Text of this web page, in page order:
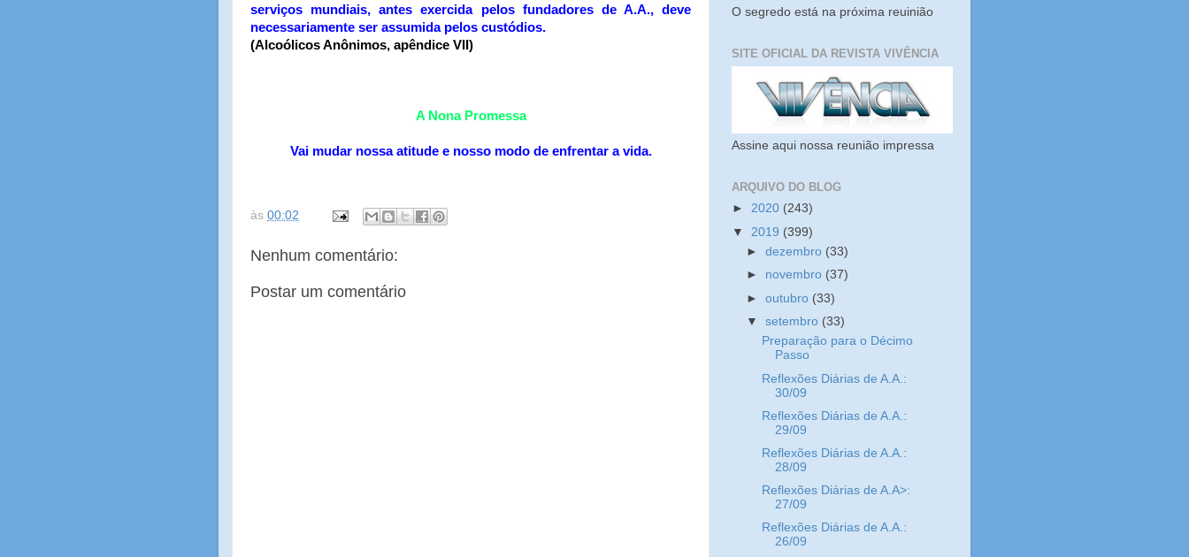
serviços mundiais, antes exercida pelos fundadores de A.A., deve
necessariamente ser assumida pelos custódios.
(Alcoólicos Anônimos, apêndice VII)
A Nona Promessa
Vai mudar nossa atitude e nosso modo de enfrentar a vida.
às 00:02
Nenhum comentário:
Postar um comentário
O segredo está na próxima reuinião
SITE OFICIAL DA REVISTA VIVÊNCIA
Assine aqui nossa reunião impressa
ARQUIVO DO BLOG
► 2020 (243)
▼ 2019 (399)
►dezembro (33)
► novembro (37)
►outubro (33)
▼setembro (33)
Preparação para o Décimo
Passo
Reflexões Diárias de A.A.:
30/09
Reflexões Diárias de A.A.:
29/09
Reflexões Diárias de A.A.:
28/09
Reflexões Diárias de A.A>:
27/09
Reflexões Diárias de A.A.:
26/09